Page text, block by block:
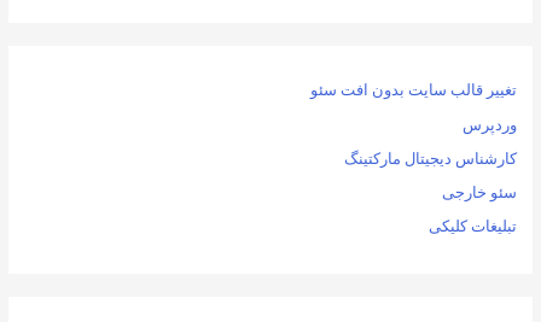
تغییر قالب سایت بدون افت سئو
وردپرس
کارشناس دیجیتال مارکتینگ
سئو خارجی
تبلیغات کلیکی